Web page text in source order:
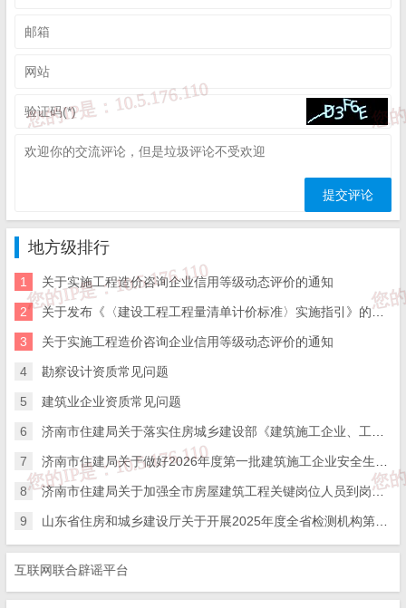
地方级排行
1 关于实施工程造价咨询企业信用等级动态评价的通知
2 关于发布《〈建设工程工程量清单计价标准〉实施指引》的通知
3 关于实施工程造价咨询企业信用等级动态评价的通知
4 勘察设计资质常见问题
5 建筑业企业资质常见问题
6 济南市住建局关于落实住房城乡建设部《建筑施工企业、工程项目安全生产管理机构设置及安全生产管理人员配备办法》的通知
7 济南市住建局关于做好2026年度第一批建筑施工企业安全生产管理人员考试报名工作的通知
8 济南市住建局关于加强全市房屋建筑工程关键岗位人员到岗履职数字化监管的通知
9 山东省住房和城乡建设厅关于开展2025年度全省检测机构第二次能力验证工作的通知
网联合辟谣平台